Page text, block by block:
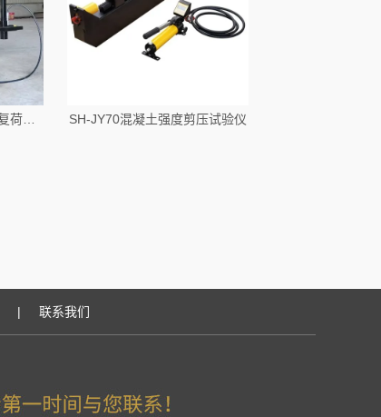
SH-JY70混凝土强度剪压试验仪
| 联系我们